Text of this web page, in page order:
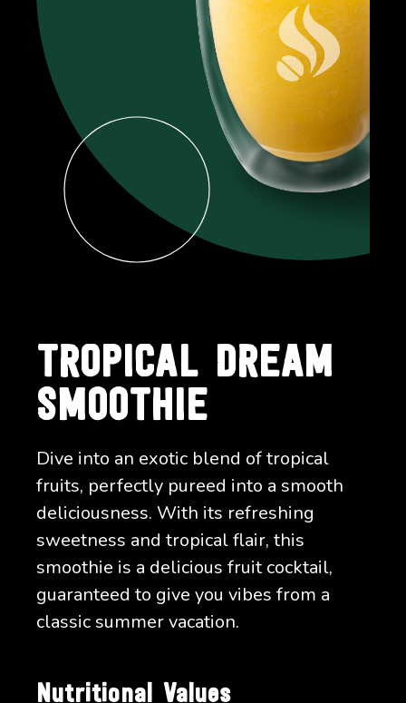
TROPICAL DREAM
SMOOTHIE
Dive into an exotic blend of tropical
fruits, perfectly pureed into a smooth
deliciousness. With its refreshing
sweetness and tropical flair, this
smoothie is a delicious fruit cocktail,
guaranteed to give you vibes from a
classic summer vacation.
Nutritional Values